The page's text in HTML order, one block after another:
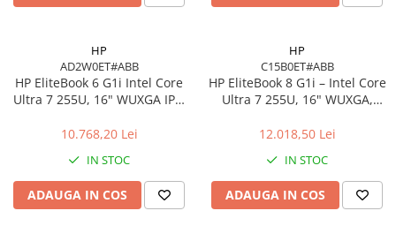
HP
AD2W0ET#ABB
HP EliteBook 6 G1i Intel Core
Ultra 7 255U, 16" WUXGA IPS,
Windows 11 Pro
10.768,20 Lei
IN STOC
ADAUGA IN COS
HP
C15B0ET#ABB
HP EliteBook 8 G1i – Intel Core
Ultra 7 255U, 16" WUXGA,
11 Pro
12.018,50 Lei
IN STOC
ADAUGA IN COS